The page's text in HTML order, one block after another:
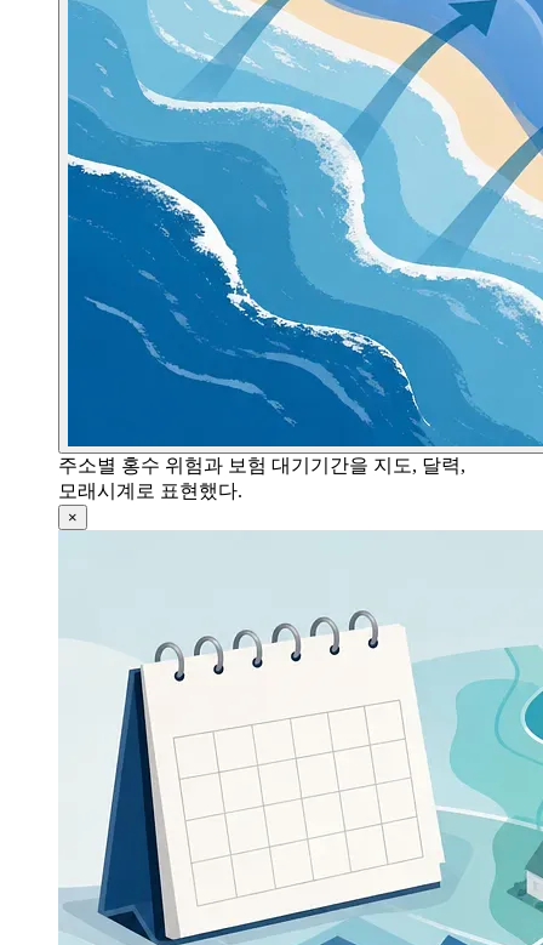
주소별 홍수 위험과 보험 대기기간을 지도, 달력,
모래시계로 표현했다.
×